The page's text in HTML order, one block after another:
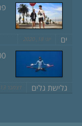
ים יוני 18, 2020
גלישת גלים דצמבר 13, 2019